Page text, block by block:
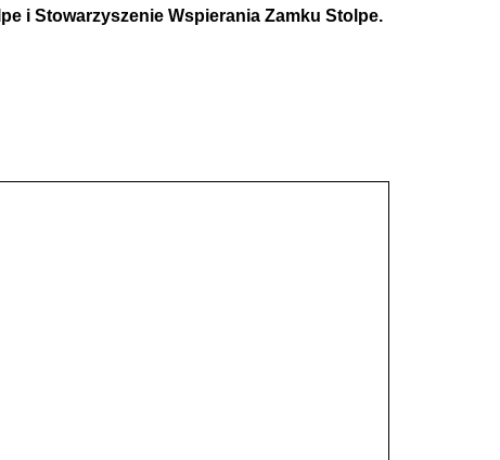
i Stowarzyszenie Wspierania Zamku Stolpe.